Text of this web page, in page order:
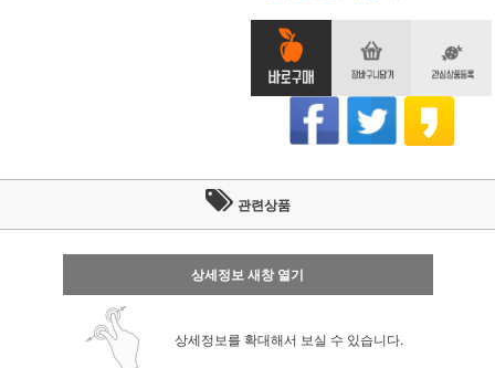
관련상품
상세정보 새창 열기
상세정보를 확대해서 보실 수 있습니다.